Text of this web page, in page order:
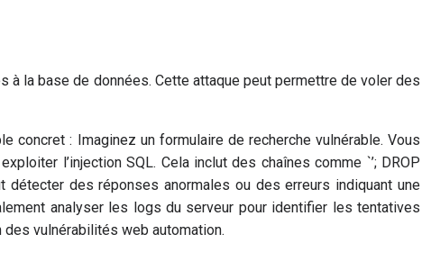
à la base de données. Cette attaque peut permettre de voler des
concret : Imaginez un formulaire de recherche vulnérable. Vous
l’injection SQL. Cela inclut des chaînes comme `’; DROP
détecter des réponses anormales ou des erreurs indiquant une
analyser les logs du serveur pour identifier les tentatives
vulnérabilités web automation.